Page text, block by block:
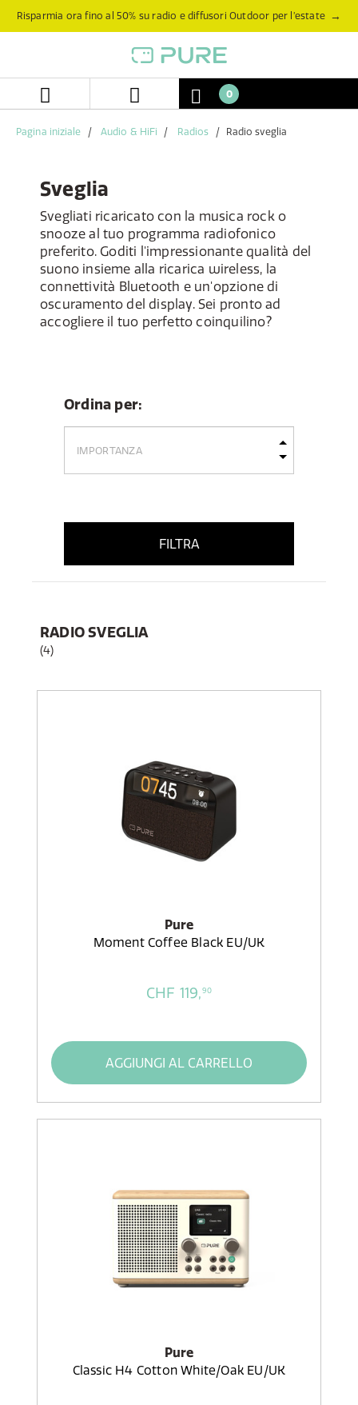
Risparmia ora fino al 50% su radio e diffusori Outdoor per l’estate →
0
Pagina iniziale Audio & HiFi Radios Radio sveglia
Sveglia
Svegliati ricaricato con la musica rock o
snooze al tuo programma radiofonico
preferito. Goditi l'impressionante qualità del
suono insieme alla ricarica wireless, la
connettività Bluetooth e un'opzione di
oscuramento del display. Sei pronto ad
accogliere il tuo perfetto coinquilino?
Ordina per:
FILTRA
RADIO SVEGLIA
(4)
Pure
Moment Coffee Black EU/UK
CHF 119,90
AGGIUNGI AL CARRELLO
Pure
Classic H4 Cotton White/Oak EU/UK